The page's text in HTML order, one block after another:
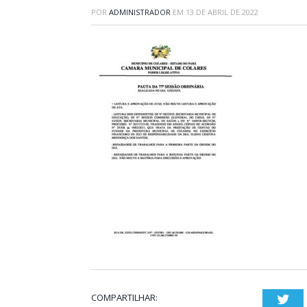
POR ADMINISTRADOR EM 13 DE ABRIL DE 2022
COMPARTILHAR: